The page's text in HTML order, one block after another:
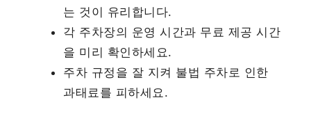
는 것이 유리합니다.
각 주차장의 운영 시간과 무료 제공 시간
을 미리 확인하세요.
주차 규정을 잘 지켜 불법 주차로 인한
과태료를 피하세요.